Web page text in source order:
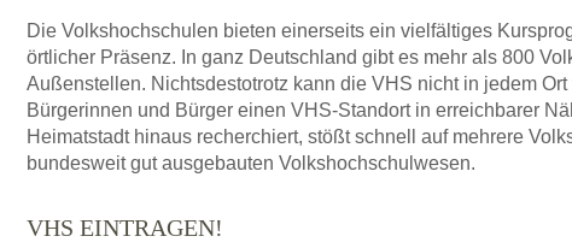
Die Volkshochschulen bieten einerseits ein vielfältiges
örtlicher Präsenz. In ganz Deutschland gibt es mehr als 800
Außenstellen. Nichtsdestotrotz kann die VHS nicht in jedem
Bürgerinnen und Bürger einen VHS-Standort in erreichbarer
Heimatstadt hinaus recherchiert, stößt schnell auf mehrere
bundesweit gut ausgebauten Volkshochschulwesen.
VHS EINTRAGEN!